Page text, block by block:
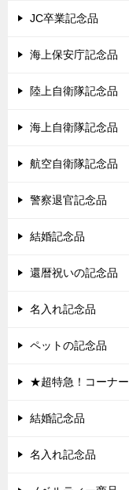
JC卒業記念品
海上保安庁記念品
陸上自衛隊記念品
海上自衛隊記念品
航空自衛隊記念品
警察退官記念品
結婚記念品
還暦祝いの記念品
名入れ記念品
ペットの記念品
★超特急！コーナー
結婚記念品
名入れ記念品